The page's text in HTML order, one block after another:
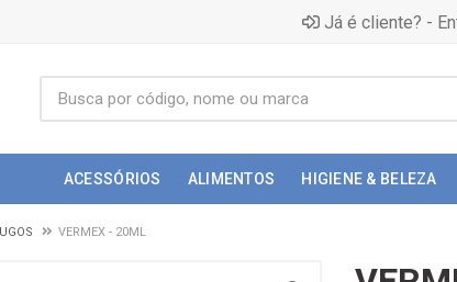
Já é cliente? -
ACESSÓRIOS ALIMENTOS HIGIENE & BELEZA
VERMEX - 20ML